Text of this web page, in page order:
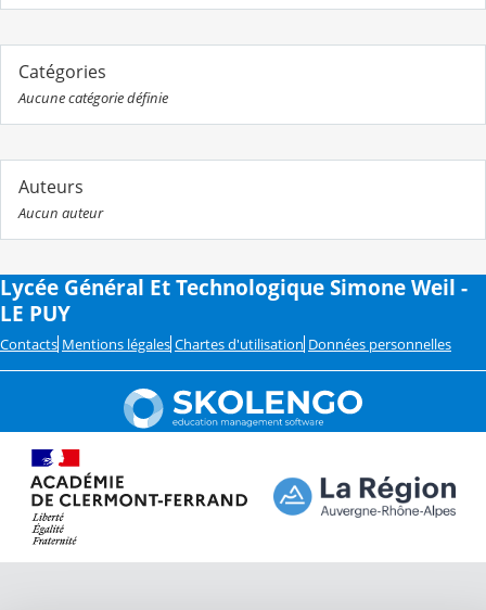
Catégories
Aucune catégorie définie
Auteurs
Aucun auteur
Lycée Général Et Technologique Simone Weil -
LE PUY
Contacts Mentions légales Chartes d'utilisation Données personnelles